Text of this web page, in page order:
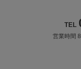
TEL
営業時間